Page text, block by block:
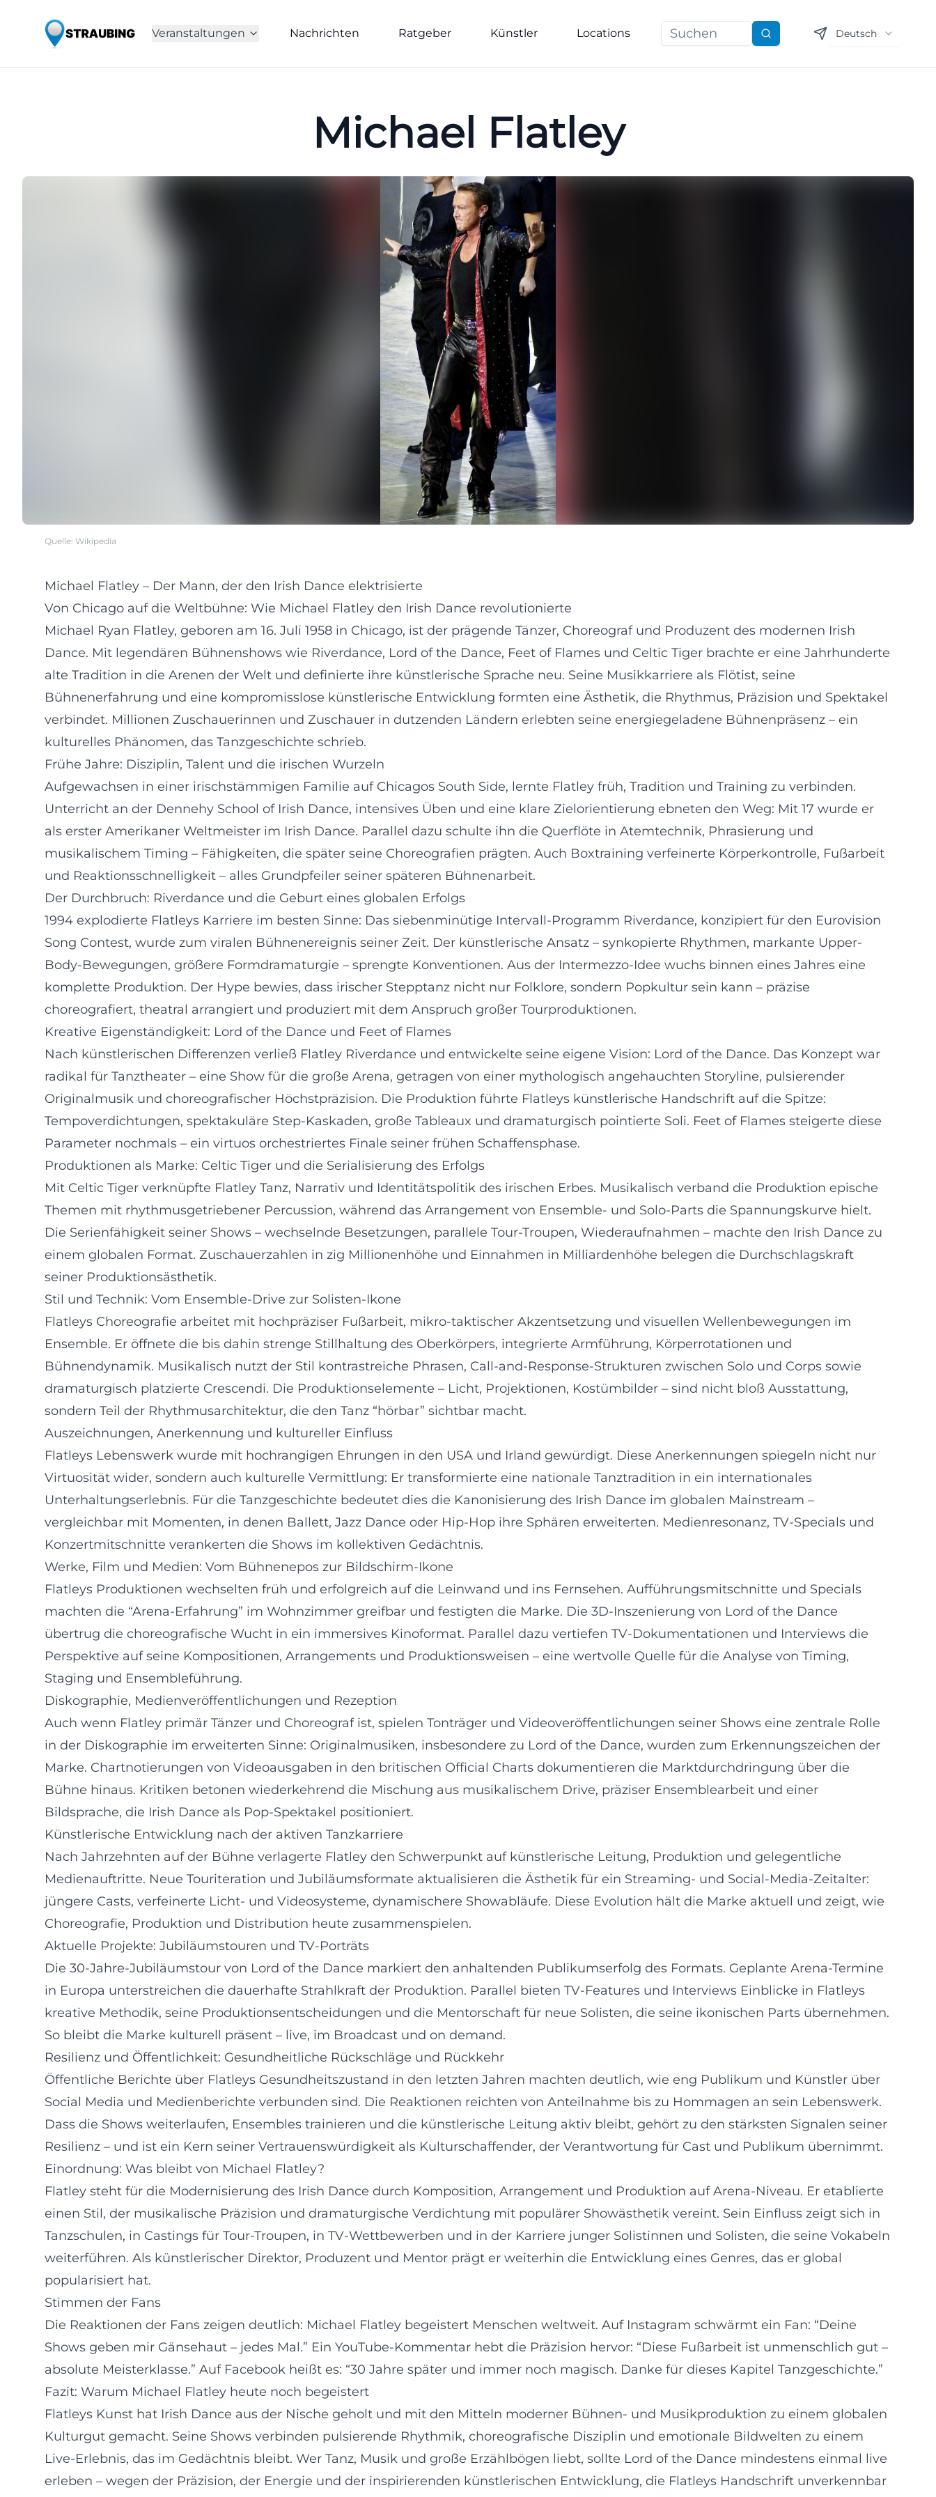
Veranstaltungen Nachrichten Ratgeber Künstler Locations Suchen Deutsch
Michael Flatley
Quelle: Wikipedia
Michael Flatley – Der Mann, der den Irish Dance elektrisierte
Von Chicago auf die Weltbühne: Wie Michael Flatley den Irish Dance revolutionierte
Michael Ryan Flatley, geboren am 16. Juli 1958 in Chicago, ist der prägende Tänzer, Choreograf und Produzent des modernen Irish
Dance. Mit legendären Bühnenshows wie Riverdance, Lord of the Dance, Feet of Flames und Celtic Tiger brachte er eine Jahrhunderte
alte Tradition in die Arenen der Welt und definierte ihre künstlerische Sprache neu. Seine Musikkarriere als Flötist, seine
Bühnenerfahrung und eine kompromisslose künstlerische Entwicklung formten eine Ästhetik, die Rhythmus, Präzision und Spektakel
verbindet. Millionen Zuschauerinnen und Zuschauer in dutzenden Ländern erlebten seine energiegeladene Bühnenpräsenz – ein
kulturelles Phänomen, das Tanzgeschichte schrieb.
Frühe Jahre: Disziplin, Talent und die irischen Wurzeln
Aufgewachsen in einer irischstämmigen Familie auf Chicagos South Side, lernte Flatley früh, Tradition und Training zu verbinden.
Unterricht an der Dennehy School of Irish Dance, intensives Üben und eine klare Zielorientierung ebneten den Weg: Mit 17 wurde er
als erster Amerikaner Weltmeister im Irish Dance. Parallel dazu schulte ihn die Querflöte in Atemtechnik, Phrasierung und
musikalischem Timing – Fähigkeiten, die später seine Choreografien prägten. Auch Boxtraining verfeinerte Körperkontrolle, Fußarbeit
und Reaktionsschnelligkeit – alles Grundpfeiler seiner späteren Bühnenarbeit.
Der Durchbruch: Riverdance und die Geburt eines globalen Erfolgs
1994 explodierte Flatleys Karriere im besten Sinne: Das siebenminütige Intervall-Programm Riverdance, konzipiert für den Eurovision
Song Contest, wurde zum viralen Bühnenereignis seiner Zeit. Der künstlerische Ansatz – synkopierte Rhythmen, markante Upper-
Body-Bewegungen, größere Formdramaturgie – sprengte Konventionen. Aus der Intermezzo-Idee wuchs binnen eines Jahres eine
komplette Produktion. Der Hype bewies, dass irischer Stepptanz nicht nur Folklore, sondern Popkultur sein kann – präzise
choreografiert, theatral arrangiert und produziert mit dem Anspruch großer Tourproduktionen.
Kreative Eigenständigkeit: Lord of the Dance und Feet of Flames
Nach künstlerischen Differenzen verließ Flatley Riverdance und entwickelte seine eigene Vision: Lord of the Dance. Das Konzept war
radikal für Tanztheater – eine Show für die große Arena, getragen von einer mythologisch angehauchten Storyline, pulsierender
Originalmusik und choreografischer Höchstpräzision. Die Produktion führte Flatleys künstlerische Handschrift auf die Spitze:
Tempoverdichtungen, spektakuläre Step-Kaskaden, große Tableaux und dramaturgisch pointierte Soli. Feet of Flames steigerte diese
Parameter nochmals – ein virtuos orchestriertes Finale seiner frühen Schaffensphase.
Produktionen als Marke: Celtic Tiger und die Serialisierung des Erfolgs
Mit Celtic Tiger verknüpfte Flatley Tanz, Narrativ und Identitätspolitik des irischen Erbes. Musikalisch verband die Produktion epische
Themen mit rhythmusgetriebener Percussion, während das Arrangement von Ensemble- und Solo-Parts die Spannungskurve hielt.
Die Serienfähigkeit seiner Shows – wechselnde Besetzungen, parallele Tour-Troupen, Wiederaufnahmen – machte den Irish Dance zu
einem globalen Format. Zuschauerzahlen in zig Millionenhöhe und Einnahmen in Milliardenhöhe belegen die Durchschlagskraft
seiner Produktionsästhetik.
Stil und Technik: Vom Ensemble-Drive zur Solisten-Ikone
Flatleys Choreografie arbeitet mit hochpräziser Fußarbeit, mikro-taktischer Akzentsetzung und visuellen Wellenbewegungen im
Ensemble. Er öffnete die bis dahin strenge Stillhaltung des Oberkörpers, integrierte Armführung, Körperrotationen und
Bühnendynamik. Musikalisch nutzt der Stil kontrastreiche Phrasen, Call-and-Response-Strukturen zwischen Solo und Corps sowie
dramaturgisch platzierte Crescendi. Die Produktionselemente – Licht, Projektionen, Kostümbilder – sind nicht bloß Ausstattung,
sondern Teil der Rhythmusarchitektur, die den Tanz “hörbar” sichtbar macht.
Auszeichnungen, Anerkennung und kultureller Einfluss
Flatleys Lebenswerk wurde mit hochrangigen Ehrungen in den USA und Irland gewürdigt. Diese Anerkennungen spiegeln nicht nur
Virtuosität wider, sondern auch kulturelle Vermittlung: Er transformierte eine nationale Tanztradition in ein internationales
Unterhaltungserlebnis. Für die Tanzgeschichte bedeutet dies die Kanonisierung des Irish Dance im globalen Mainstream –
vergleichbar mit Momenten, in denen Ballett, Jazz Dance oder Hip-Hop ihre Sphären erweiterten. Medienresonanz, TV-Specials und
Konzertmitschnitte verankerten die Shows im kollektiven Gedächtnis.
Werke, Film und Medien: Vom Bühnenepos zur Bildschirm-Ikone
Flatleys Produktionen wechselten früh und erfolgreich auf die Leinwand und ins Fernsehen. Aufführungsmitschnitte und Specials
machten die “Arena-Erfahrung” im Wohnzimmer greifbar und festigten die Marke. Die 3D-Inszenierung von Lord of the Dance
übertrug die choreografische Wucht in ein immersives Kinoformat. Parallel dazu vertiefen TV-Dokumentationen und Interviews die
Perspektive auf seine Kompositionen, Arrangements und Produktionsweisen – eine wertvolle Quelle für die Analyse von Timing,
Staging und Ensembleführung.
Diskographie, Medienveröffentlichungen und Rezeption
Auch wenn Flatley primär Tänzer und Choreograf ist, spielen Tonträger und Videoveröffentlichungen seiner Shows eine zentrale Rolle
in der Diskographie im erweiterten Sinne: Originalmusiken, insbesondere zu Lord of the Dance, wurden zum Erkennungszeichen der
Marke. Chartnotierungen von Videoausgaben in den britischen Official Charts dokumentieren die Marktdurchdringung über die
Bühne hinaus. Kritiken betonen wiederkehrend die Mischung aus musikalischem Drive, präziser Ensemblearbeit und einer
Bildsprache, die Irish Dance als Pop-Spektakel positioniert.
Künstlerische Entwicklung nach der aktiven Tanzkarriere
Nach Jahrzehnten auf der Bühne verlagerte Flatley den Schwerpunkt auf künstlerische Leitung, Produktion und gelegentliche
Medienauftritte. Neue Touriteration und Jubiläumsformate aktualisieren die Ästhetik für ein Streaming- und Social-Media-Zeitalter:
jüngere Casts, verfeinerte Licht- und Videosysteme, dynamischere Showabläufe. Diese Evolution hält die Marke aktuell und zeigt, wie
Choreografie, Produktion und Distribution heute zusammenspielen.
Aktuelle Projekte: Jubiläumstouren und TV-Porträts
Die 30-Jahre-Jubiläumstour von Lord of the Dance markiert den anhaltenden Publikumserfolg des Formats. Geplante Arena-Termine
in Europa unterstreichen die dauerhafte Strahlkraft der Produktion. Parallel bieten TV-Features und Interviews Einblicke in Flatleys
kreative Methodik, seine Produktionsentscheidungen und die Mentorschaft für neue Solisten, die seine ikonischen Parts übernehmen.
So bleibt die Marke kulturell präsent – live, im Broadcast und on demand.
Resilienz und Öffentlichkeit: Gesundheitliche Rückschläge und Rückkehr
Öffentliche Berichte über Flatleys Gesundheitszustand in den letzten Jahren machten deutlich, wie eng Publikum und Künstler über
Social Media und Medienberichte verbunden sind. Die Reaktionen reichten von Anteilnahme bis zu Hommagen an sein Lebenswerk.
Dass die Shows weiterlaufen, Ensembles trainieren und die künstlerische Leitung aktiv bleibt, gehört zu den stärksten Signalen seiner
Resilienz – und ist ein Kern seiner Vertrauenswürdigkeit als Kulturschaffender, der Verantwortung für Cast und Publikum übernimmt.
Einordnung: Was bleibt von Michael Flatley?
Flatley steht für die Modernisierung des Irish Dance durch Komposition, Arrangement und Produktion auf Arena-Niveau. Er etablierte
einen Stil, der musikalische Präzision und dramaturgische Verdichtung mit populärer Showästhetik vereint. Sein Einfluss zeigt sich in
Tanzschulen, in Castings für Tour-Troupen, in TV-Wettbewerben und in der Karriere junger Solistinnen und Solisten, die seine Vokabeln
weiterführen. Als künstlerischer Direktor, Produzent und Mentor prägt er weiterhin die Entwicklung eines Genres, das er global
popularisiert hat.
Stimmen der Fans
Die Reaktionen der Fans zeigen deutlich: Michael Flatley begeistert Menschen weltweit. Auf Instagram schwärmt ein Fan: “Deine
Shows geben mir Gänsehaut – jedes Mal.” Ein YouTube-Kommentar hebt die Präzision hervor: “Diese Fußarbeit ist unmenschlich gut –
absolute Meisterklasse.” Auf Facebook heißt es: “30 Jahre später und immer noch magisch. Danke für dieses Kapitel Tanzgeschichte.”
Fazit: Warum Michael Flatley heute noch begeistert
Flatleys Kunst hat Irish Dance aus der Nische geholt und mit den Mitteln moderner Bühnen- und Musikproduktion zu einem globalen
Kulturgut gemacht. Seine Shows verbinden pulsierende Rhythmik, choreografische Disziplin und emotionale Bildwelten zu einem
Live-Erlebnis, das im Gedächtnis bleibt. Wer Tanz, Musik und große Erzählbögen liebt, sollte Lord of the Dance mindestens einmal live
erleben – wegen der Präzision, der Energie und der inspirierenden künstlerischen Entwicklung, die Flatleys Handschrift unverkennbar